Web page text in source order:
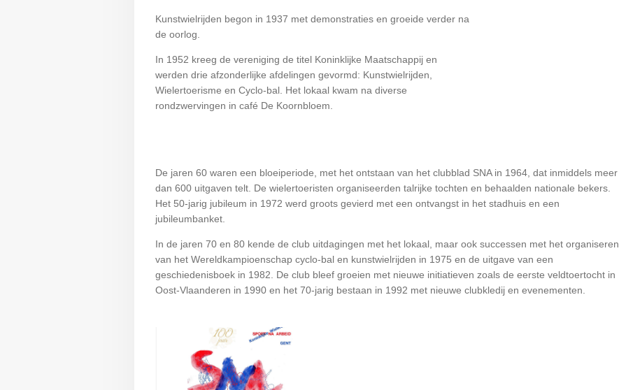
Kunstwielrijden begon in 1937 met demonstraties en groeide verder na
de oorlog.
In 1952 kreeg de vereniging de titel Koninklijke Maatschappij en
werden drie afzonderlijke afdelingen gevormd: Kunstwielrijden,
Wielertoerisme en Cyclo-bal. Het lokaal kwam na diverse
rondzwervingen in café De Koornbloem.
De jaren 60 waren een bloeiperiode, met het ontstaan van het clubblad SNA in 1964, dat inmiddels meer
dan 600 uitgaven telt. De wielertoeristen organiseerden talrijke tochten en behaalden nationale bekers.
Het 50-jarig jubileum in 1972 werd groots gevierd met een ontvangst in het stadhuis en een
jubileumbanket.
In de jaren 70 en 80 kende de club uitdagingen met het lokaal, maar ook successen met het organiseren
van het Wereldkampioenschap cyclo-bal en kunstwielrijden in 1975 en de uitgave van een
geschiedenisboek in 1982. De club bleef groeien met nieuwe initiatieven zoals de eerste veldtoertocht in
Oost-Vlaanderen in 1990 en het 70-jarig bestaan in 1992 met nieuwe clubkledij en evenementen.